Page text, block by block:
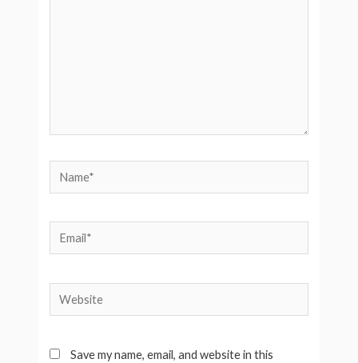
Name*
Email*
Website
Save my name, email, and website in this